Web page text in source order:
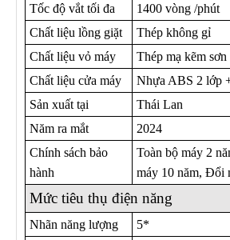
Tốc độ vắt tối đa
1400 vòng /phút
Chất liệu lồng giặt
Thép không gỉ
Chất liệu vỏ máy
Thép mạ kẽm
Chất liệu cửa máy
Nhựa ABS 2 lớp
Sản xuất tại
Thái Lan
Năm ra mắt
2024
Chính sách bảo
hành
Toàn bộ máy 2
máy 10 năm, Đổi
Mức tiêu thụ điện năng
Nhãn năng lượng
5*